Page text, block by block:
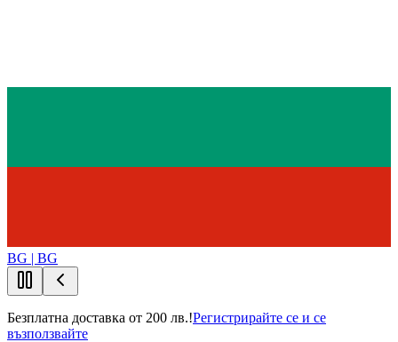
BG | BG
Безплатна доставка от 200 лв.!Регистрирайте се и се
възползвайте